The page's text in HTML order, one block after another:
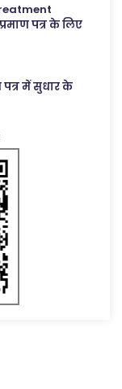
पत्र के लिए
में सुधार के